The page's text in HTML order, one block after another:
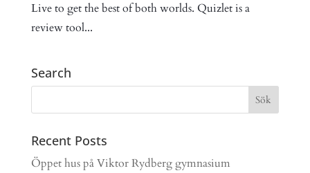
Live to get the best of both worlds. Quizlet is a
review tool...
Search
Recent Posts
Öppet hus på Viktor Rydberg gymnasium